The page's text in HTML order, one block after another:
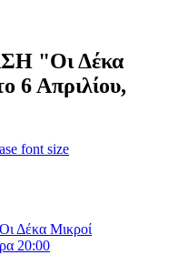
"Οι Δέκα
6 Απριλίου,
font size